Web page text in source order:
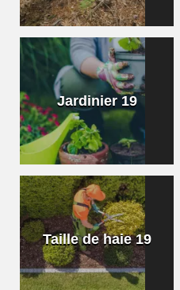
Jardinier 19
Taille de haie 19